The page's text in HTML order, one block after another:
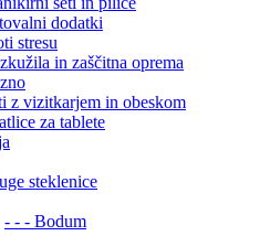
dodatki
stresu
in zaščitna oprema
z vizitkarjem in obeskom
za tablete
steklenice
- - - Bodum